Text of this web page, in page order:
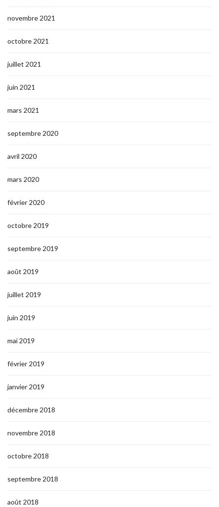
novembre 2021
octobre 2021
juillet 2021
juin 2021
mars 2021
septembre 2020
avril 2020
mars 2020
février 2020
octobre 2019
septembre 2019
août 2019
juillet 2019
juin 2019
mai 2019
février 2019
janvier 2019
décembre 2018
novembre 2018
octobre 2018
septembre 2018
août 2018